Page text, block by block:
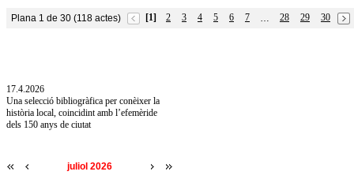
Plana 1 de 30 (118 actes) [1] 2 3 4 5 6 7 … 28 29
30
17.4.2026
Una selecció bibliogràfica per conèixer la
història local, coincidint amb l’efemèride
dels 150 anys de ciutat
juliol 2026